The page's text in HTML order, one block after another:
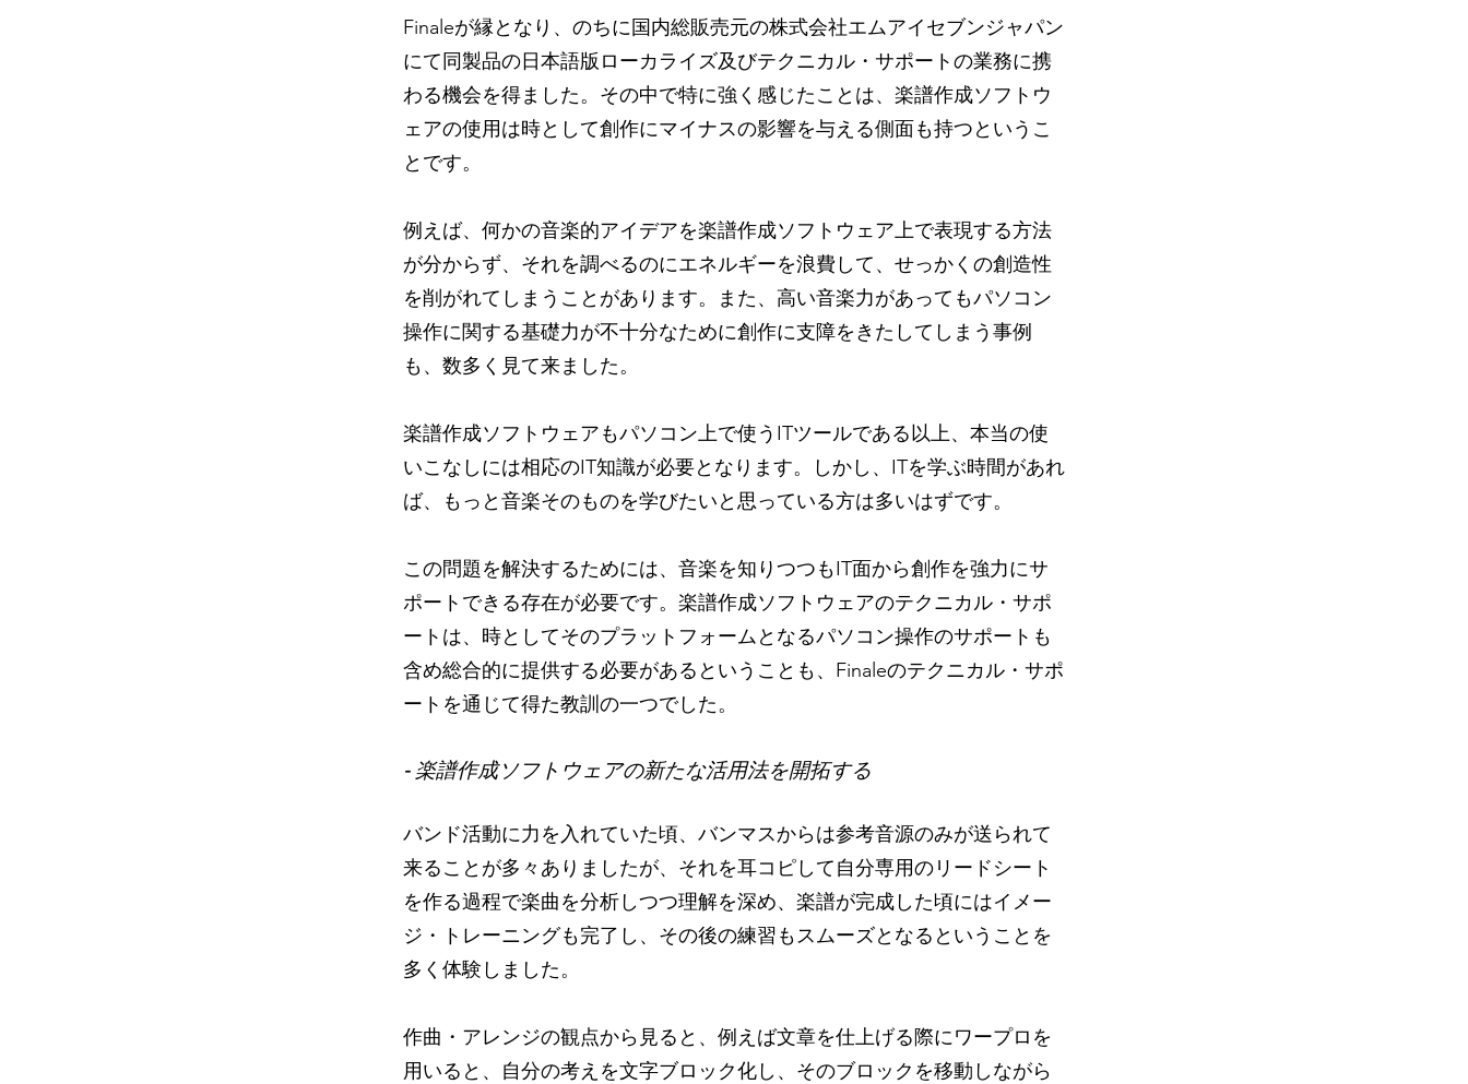
Finaleが縁となり、のちに国内総販売元の株式会社エムアイセブンジャパン
にて同製品の日本語版ローカライズ及びテクニカル・ サポートの業務に携
わる機会を得ました。その中で特に強く感じたことは、 楽譜作成ソフトウ
ェアの使用は時として創作にマイナスの影響を与える側面も持つというこ
とです。
例えば、何かの音楽的アイデアを楽譜作成ソフトウェア上で表現する方法
が分からず、それを調べるのにエネルギーを浪費して、せっかくの創造性
を削がれてしまうことがあります。また、 ​高い音楽力があってもパソコン
操作に関する基礎力が不十分なために創作に支障をきたしてしまう事例
も、数多く見て来ました。
楽譜作成ソフトウェアもパソコン上で使うITツールである以上、 本当の使
いこなしには​相応のIT知識が必要となります。しかし、ITを学ぶ時間があれ
ば、もっと音楽そのものを学びたいと思っている方は多いはずです。
この問題を解決するためには、音楽を知りつつもIT面から創作を強力にサ
ポートできる存在が必要です。 楽譜作成ソフトウェアのテクニカル・サポ
ートは、時としてそのプラットフォームとなるパソコン操作のサポートも
含め総合的に提供する必要があるということも、Finaleのテクニカル・サポ
ートを通じて得た教訓の一つでした。
- 楽譜作成ソフトウェアの新たな活用法を開拓する
バンド活動に力を入れていた頃、バンマスからは参考音源のみが送られて
来ることが多々ありましたが、それを耳コピして自分専用のリードシート
を作る過程で楽曲を分析しつつ理解を深め、楽譜が完成した頃にはイメー
ジ・トレーニングも完了し、その後の練習もスムーズとなるということを
多く体験しました。
作曲・アレンジの観点から見ると、例えば文章を仕上げる際にワープロを
用いると、自分の考えを文字ブロック化し、そのブロックを移動しながら